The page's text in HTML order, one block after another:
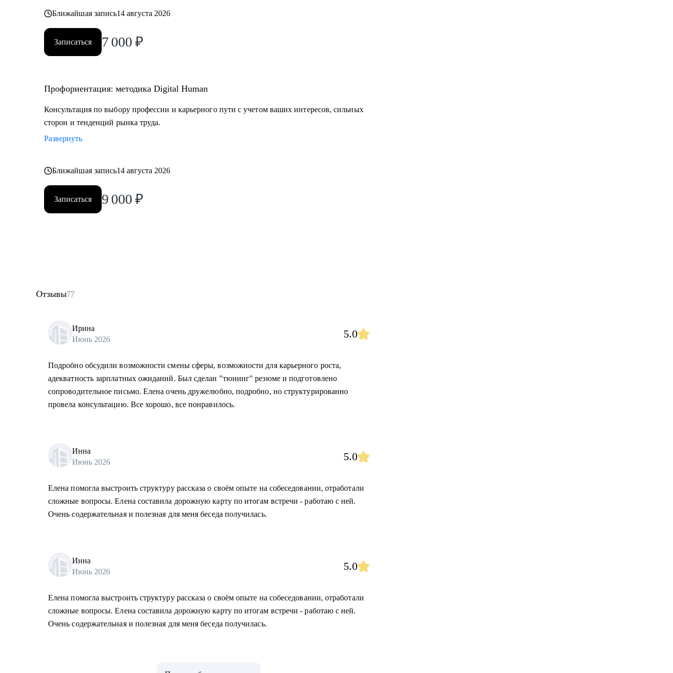
Постоянно повышаю квалификацию через тренинги по актуальным HR-технологиям и
Веду профильный канал, где делюсь практическими кейсами и аналитикой в сфере карьерного
Моя миссия — привести вас туда, где ваша деятельность приносит не только финансовый
Ближайшая запись14 августа 2026
Записаться 7 000 ₽
Профориентация: методика Digital Human
Консультация по выбору профессии и карьерного пути с учетом ваших интересов, сильных
сторон и тенденций рынка труда.
Развернуть
Ближайшая запись14 августа 2026
Записаться 9 000 ₽
Отзывы77
Ирина
Июнь 2026
5.0
Подробно обсудили возможности смены сферы, возможности для карьерного роста,
адекватность зарплатных ожиданий. Был сделан "тюнинг" резюме и подготовлено
сопроводительное письмо. Елена очень дружелюбно, подробно, но структурированно
провела консультацию. Все хорошо, все понравилось.
Инна
Июнь 2026
5.0
Елена помогла выстроить структуру рассказа о своём опыте на собеседовании, отработали
сложные вопросы. Елена составила дорожную карту по итогам встречи - работаю с ней.
Очень содержательная и полезная для меня беседа получилась.
Инна
Июнь 2026
5.0
Елена помогла выстроить структуру рассказа о своём опыте на собеседовании, отработали
сложные вопросы. Елена составила дорожную карту по итогам встречи - работаю с ней.
Очень содержательная и полезная для меня беседа получилась.